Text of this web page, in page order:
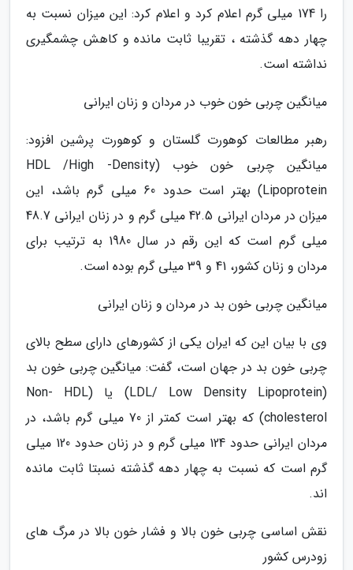
را 174 میلی گرم اعلام کرد و اعلام کرد: این میزان نسبت به
چهار دهه گذشته ، تقریبا ثابت مانده و کاهش چشمگیری
نداشته است.
میانگین چربی خون خوب در مردان و زنان ایرانی
رهبر مطالعات کوهورت گلستان و کوهورت پرشین افزود:
میانگین چربی خون خوب (HDL /High -Density
Lipoprotein) بهتر است حدود 60 میلی گرم باشد، این
میزان در مردان ایرانی 42.5 میلی گرم و در زنان ایرانی 48.7
میلی گرم است که این رقم در سال 1980 به ترتیب برای
مردان و زنان کشور، 41 و 39 میلی گرم بوده است.
میانگین چربی خون بد در مردان و زنان ایرانی
وی با بیان این که ایران یکی از کشورهای دارای سطح بالای
چربی خون بد در جهان است، گفت: میانگین چربی خون بد
(LDL/ Low Density Lipoprotein) یا (Non- HDL
cholesterol) که بهتر است کمتر از 70 میلی گرم باشد، در
مردان ایرانی حدود 124 میلی گرم و در زنان حدود 120 میلی
گرم است که نسبت به چهار دهه گذشته نسبتا ثابت مانده
اند.
نقش اساسی چربی خون بالا و فشار خون بالا در مرگ های
زودرس کشور